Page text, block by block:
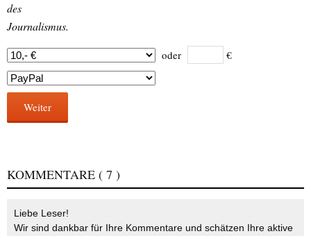
des
Journalismus.
oder €
Weiter
KOMMENTARE ( 7 )
Liebe Leser!
Wir sind dankbar für Ihre Kommentare und schätzen Ihre aktive